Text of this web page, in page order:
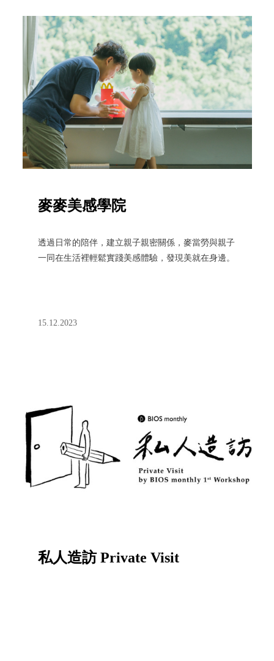
麥麥美感學院
透過日常的陪伴，建立親子親密關係，麥當勞與親子
一同在生活裡輕鬆實踐美感體驗，發現美就在身邊。
15.12.2023
私人造訪 Private Visit